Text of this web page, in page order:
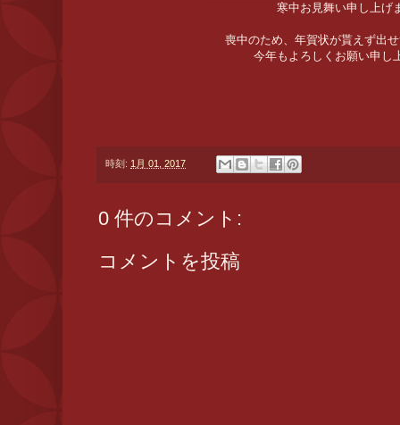
寒中お見舞い申し上げ
喪中のため、年賀状が貰えず出
今年もよろしくお願い申し
時刻: 1月 01, 2017
0 件のコメント:
コメントを投稿